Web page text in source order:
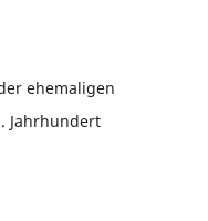
ehemaligen
Jahrhundert